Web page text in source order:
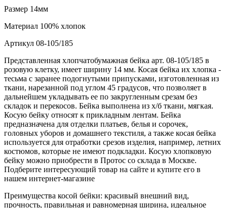
Размер 14мм
Материал 100% хлопок
Артикул 08-105/185
Представленная хлопчатобумажная бейка арт. 08-105/185 в
розовую клетку, имеет ширину 14 мм. Косая бейка их хлопка -
тесьма с заранее подогнутыми припусками, изготовленная из
ткани, нарезанной под углом 45 градусов, что позволяет в
дальнейшем укладывать ее по закругленным срезам без
складок и перекосов. Бейка выполнена из х/б ткани, мягкая.
Косую бейку относят к прикладным лентам. Бейка
предназначена для отделки платьев, белья и сорочек,
головных уборов и домашнего текстиля, а также косая бейка
используется для отработки срезов изделия, например, летних
костюмов, которые не имеют подкладки. Косую хлопковую
бейку можно приобрести в Протос со склада в Москве.
Подберите интересующий товар на сайте и купите его в
нашем интернет-магазине
Преимущества косой бейки: красивый внешний вид,
прочность, правильная и равномерная ширина, идеальное